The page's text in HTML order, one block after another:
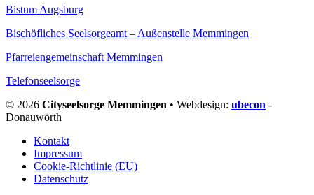
Bistum Augsburg
Bischöfliches Seelsorgeamt – Außenstelle Memmingen
Pfarreiengemeinschaft Memmingen
Telefonseelsorge
© 2026 Cityseelsorge Memmingen • Webdesign: ubecon -
Donauwörth
Kontakt
Impressum
Cookie-Richtlinie (EU)
Datenschutz